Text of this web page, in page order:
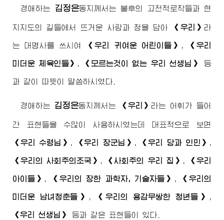
경애하는 김정은동지 께서는 불후의 고전적로작들과 현
지지도의 길들에서 뜨거운 사랑과 정을 담아 《우리》라
는 대명사를 쓰시여 《우리 귀여운 어린이들》 , 《우리
미더운 체육인들》 , 《모르는것이 없는 우리 선생님》 등
과 같이 따뜻이 말씀하시였다.
경애하는 김정은동지 께서는 《우리》라는 어휘가 들어
간 표현들을 수많이 사용하시였는데 대표적으로 보면
《우리수령님 》 , 《우리장군님 》 , 《우리 당과 인민》 ,
《우리의 사회주의조국》 , 《사회주의 우리 집》 , 《우리
아이들》 , 《우리의 장한 과학자, 기술자들》 , 《우리의
미더운 남녀청춘들》 , 《우리의 용감무쌍한 청년들》 ,
《우리 선생님》 등과 같은 표현들이 있다.